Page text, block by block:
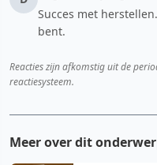
Succes met
bent.
Reacties zijn afkomstig uit de
reactiesysteem.
Meer over dit